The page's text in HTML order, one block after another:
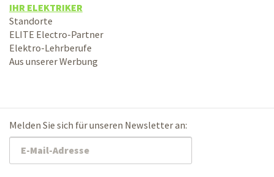
IHR ELEKTRIKER
Standorte
ELITE Electro-Partner
Elektro-Lehrberufe
Aus unserer Werbung
Melden Sie sich für unseren Newsletter an: